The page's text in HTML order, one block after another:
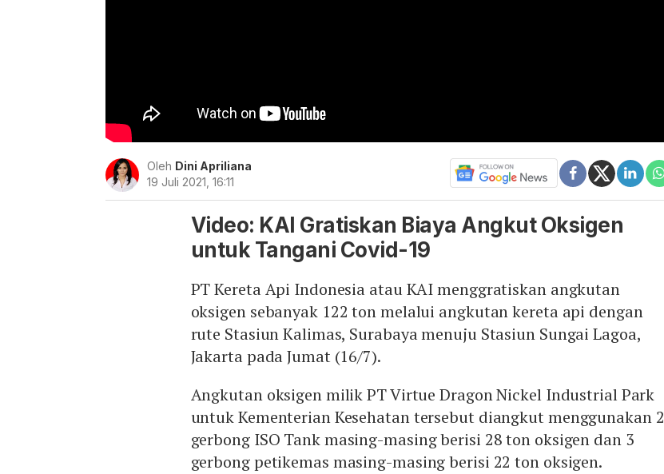
Oleh Dini Apriliana
19 Juli 2021, 16:11
Video: KAI Gratiskan Biaya Angkut Oksigen
untuk Tangani Covid-19
PT Kereta Api Indonesia atau KAI menggratiskan angkutan
oksigen sebanyak 122 ton melalui angkutan kereta api dengan
rute Stasiun Kalimas, Surabaya menuju Stasiun Sungai Lagoa,
Jakarta pada Jumat (16/7).
Angkutan oksigen milik PT Virtue Dragon Nickel Industrial Park
untuk Kementerian Kesehatan tersebut diangkut menggunakan 2
gerbong ISO Tank masing-masing berisi 28 ton oksigen dan 3
gerbong petikemas masing-masing berisi 22 ton oksigen.